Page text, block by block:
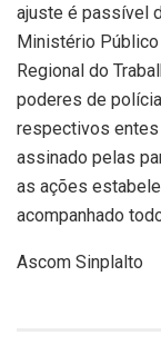
ajuste é passível
Ministério
Regional do
poderes de
respectivos entes
assinado pelas
as ações
acompanhado
Ascom Sinplalto